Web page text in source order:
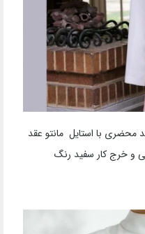
محضری با استایل مانتو عقد
و خرج کار سفید رنگ